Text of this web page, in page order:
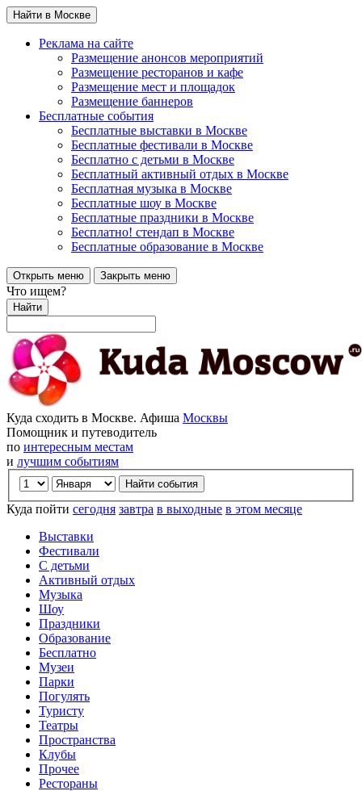
Найти в Москве
Реклама на сайте
Размещение анонсов мероприятий
Размещение ресторанов и кафе
Размещение мест и площадок
Размещение баннеров
Бесплатные события
Бесплатные выставки в Москве
Бесплатные фестивали в Москве
Бесплатно с детьми в Москве
Бесплатный активный отдых в Москве
Бесплатная музыка в Москве
Бесплатные шоу в Москве
Бесплатные праздники в Москве
Бесплатно! стендап в Москве
Бесплатные образование в Москве
Открыть меню Закрыть меню
Что ищем?
Найти
Куда сходить в Москве. Афиша Москвы
Помощник и путеводитель
по интересным местам
и лучшим событиям
Куда пойти сегодня завтра в выходные в этом месяце
Выставки
Фестивали
С детьми
Активный отдых
Музыка
Шоу
Праздники
Образование
Бесплатно
Музеи
Парки
Погулять
Туристу
Театры
Пространства
Клубы
Прочее
Рестораны